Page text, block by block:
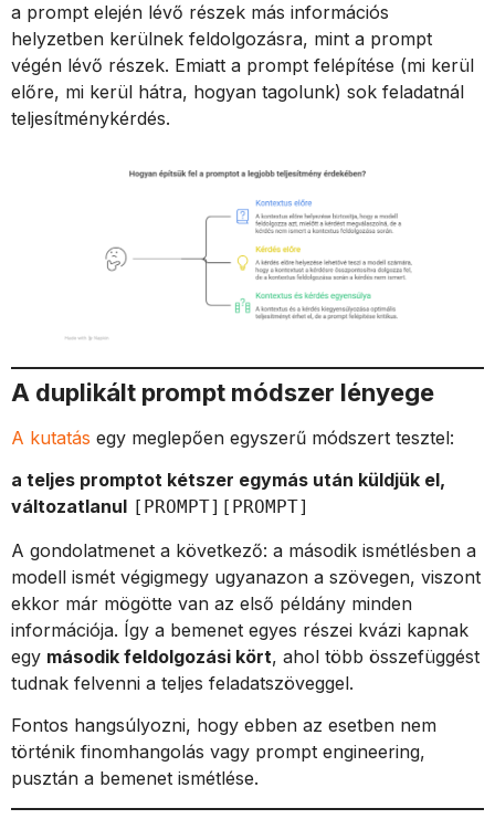
a prompt elején lévő részek más információs
helyzetben kerülnek feldolgozásra, mint a prompt
végén lévő részek. Emiatt a prompt felépítése (mi kerül
előre, mi kerül hátra, hogyan tagolunk) sok feladatnál
teljesítménykérdés.
A duplikált prompt módszer lényege
A kutatás egy meglepően egyszerű módszert tesztel:
a teljes promptot kétszer egymás után küldjük el,
változatlanul [PROMPT][PROMPT]
A gondolatmenet a következő: a második ismétlésben a
modell ismét végigmegy ugyanazon a szövegen, viszont
ekkor már mögötte van az első példány minden
információja. Így a bemenet egyes részei kvázi kapnak
egy második feldolgozási kört, ahol több összefüggést
tudnak felvenni a teljes feladatszöveggel.
Fontos hangsúlyozni, hogy ebben az esetben nem
történik finomhangolás vagy prompt engineering,
pusztán a bemenet ismétlése.